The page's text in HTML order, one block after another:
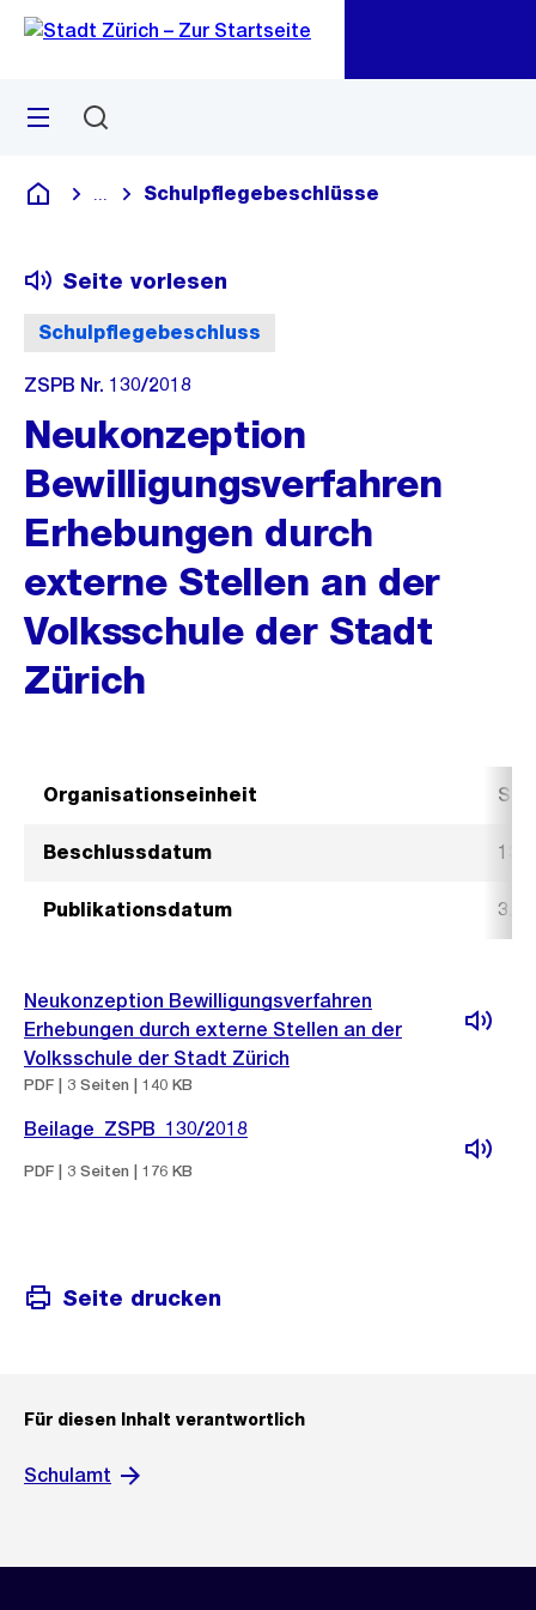
Navigation
Sprunglink
Menü
Deutsch
Blende alle Breadcrumbs ein
Schulpflegebeschlüsse
Schulpflegebeschluss
Seite vorlesen
ZSPB Nr. 130/2018
Neukonzeption
Bewilligungsverfahren
Erhebungen durch
externe Stellen an der
Volksschule der Stadt
Zürich
Organisationseinheit
Beschlussdatum 13.
Publikationsdatum 3.
Neukonzeption Bewilligungsverfahren
Erhebungen durch externe Stellen an der
Volksschule der Stadt Zürich
PDF | 3 Seiten | 140 KB
Beilage_ZSPB_130/2018
PDF | 3 Seiten | 176 KB
Seite drucken
Für diesen Inhalt verantwortlich
Schulamt